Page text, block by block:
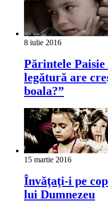
8 iulie 2016
Părintele
legătură are
boala?”
15 martie 2016
Învăţaţi-i pe
lui Dumnezeu